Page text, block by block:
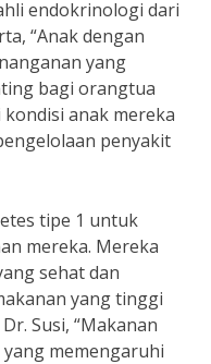
endokrinologi dari
“Anak dengan
yang
bagi orangtua
anak mereka
penyakit
tipe 1 untuk
mereka. Mereka
sehat dan
yang tinggi
Susi, “Makanan
memengaruhi